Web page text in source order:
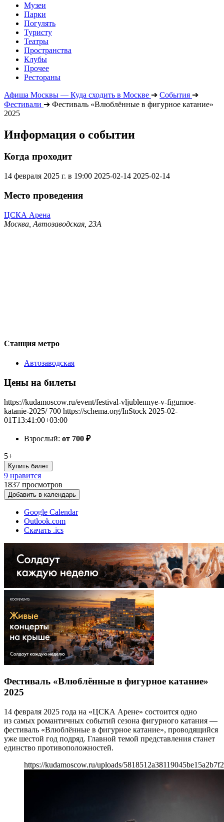
Музеи
Парки
Погулять
Туристу
Театры
Пространства
Клубы
Прочее
Рестораны
Афиша Москвы — Куда сходить в Москве ➔ События ➔
Фестивали ➔ Фестиваль «Влюблённые в фигурное катание»
2025
Информация о событии
Когда проходит
14 февраля 2025 г. в 19:00 2025-02-14 2025-02-14
Место проведения
ЦСКА Арена
Москва, Автозаводская, 23А
Станция метро
Автозаводская
Цены на билеты
https://kudamoscow.ru/event/festival-vljublennye-v-figurnoe-
katanie-2025/ 700 https://schema.org/InStock 2025-02-
01T13:41:00+03:00
Взрослый: от 700 ₽
5+
Купить билет
9 нравится
1837 просмотров
Добавить в календарь
Google Calendar
Outlook.com
Скачать .ics
Фестиваль «Влюблённые в фигурное катание»
2025
14 февраля 2025 года на «ЦСКА Арене» состоится одно
из самых романтичных событий сезона фигурного катания —
фестиваль «Влюблённые в фигурное катание», проводящийся
уже шестой год подряд. Главной темой представления станет
единство противоположностей.
https://kudamoscow.ru/uploads/